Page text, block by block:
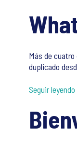
Más de
duplicado
Seguir leyendo